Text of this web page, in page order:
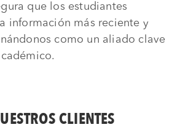
que los estudiantes
información más reciente y
como un aliado clave
CLIENTES